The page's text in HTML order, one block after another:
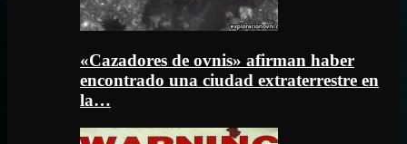
«Cazadores de ovnis» afirman haber
encontrado una ciudad extraterrestre en
la…